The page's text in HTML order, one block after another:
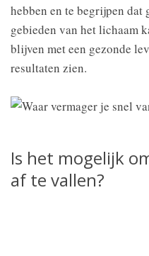
hebben en te begrijpen
gebieden van het lichaam
blijven met een gezonde
resultaten zien.
Is het mogelijk
af te vallen?